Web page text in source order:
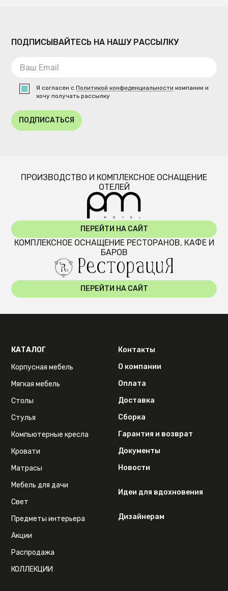
ПОДПИСЫВАЙТЕСЬ НА НАШУ РАССЫЛКУ
Я согласен сПолитикой конфиденциальности компании и
хочу получать рассылку
ПОДПИСАТЬСЯ
ПРОИЗВОДСТВО И КОМПЛЕКСНОЕ ОСНАЩЕНИЕ
ОТЕЛЕЙ
ПЕРЕЙТИ НА САЙТ
КОМПЛЕКСНОЕ ОСНАЩЕНИЕ РЕСТОРАНОВ, КАФЕ И
БАРОВ
ПЕРЕЙТИ НА САЙТ
КАТАЛОГ
Корпусная мебель
Мягкая мебель
Столы
Стулья
Компьютерные кресла
Кровати
Матрасы
Мебель для дачи
Свет
Предметы интерьера
Акции
Распродажа
КОЛЛЕКЦИИ
Контакты
О компании
Оплата
Доставка
Сборка
Гарантия и возврат
Документы
Новости
Идеи для вдохновения
Дизайнерам